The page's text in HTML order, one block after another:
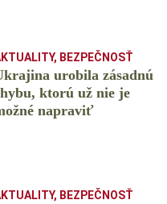
, BEZPEČNOSŤ
urobila zásadnú
ktorú už nie je
napraviť
, BEZPEČNOSŤ